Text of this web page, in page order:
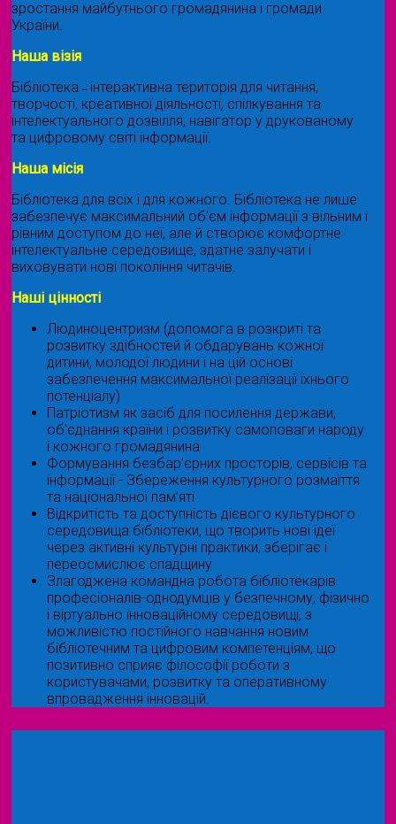
зростання майбутнього громадянина і громади
України.
Наша візія
Бібліотека ˗ інтерактивна територія для читання,
творчості, креативної діяльності, спілкування та
інтелектуального дозвілля, навігатор у друкованому
та цифровому світі інформації.
Наша місія
Бібліотека для всіх і для кожного. Бібліотека не лише
забезпечує максимальний об'єм інформації з вільним і
рівним доступом до неї, але й створює комфортне
інтелектуальне середовище, здатне залучати і
виховувати нові покоління читачів.
Наші цінності
Людиноцентризм (допомога в розкриті та
розвитку здібностей й обдарувань кожної
дитини, молодої людини і на цій основі
забезпечення максимальної реалізації їхнього
потенціалу)
Патріотизм як засіб для посилення держави,
об'єднання країни і розвитку самоповаги народу
і кожного громадянина
Формування безбар’єрних просторів, сервісів та
інформації - Збереження культурного розмаїття
та національної пам’яті
Відкритість та доступність дієвого культурного
середовища бібліотеки, що творить нові ідеї
через активні культурні практики, зберігає і
переосмислює спадщину
Злагоджена командна робота бібліотекарів
професіоналів-однодумців у безпечному, фізично
і віртуально інноваційному середовищі, з
можливістю постійного навчання новим
бібліотечним та цифровим компетенціям, що
позитивно сприяє філософії роботи з
користувачами, розвитку та оперативному
впровадження інновацій.